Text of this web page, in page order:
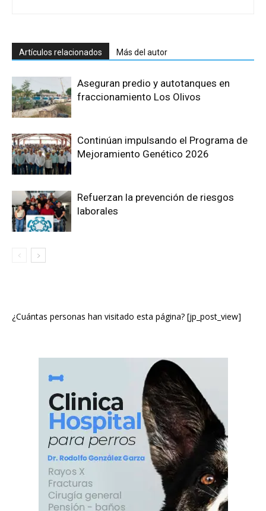
Artículos relacionados Más del autor
Aseguran predio y autotanques en
fraccionamiento Los Olivos
Continúan impulsando el Programa de
Mejoramiento Genético 2026
Refuerzan la prevención de riesgos
laborales
¿Cuántas personas han visitado esta página? [jp_post_view]